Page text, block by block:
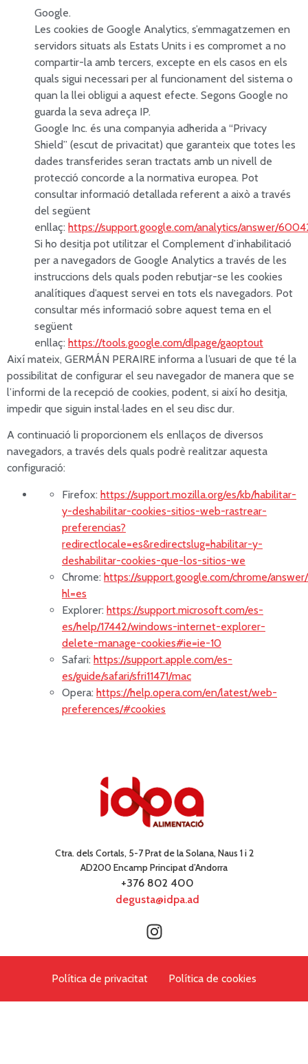
Google.
Les cookies de Google Analytics, s’emmagatzemen en
servidors situats als Estats Units i es compromet a no
compartir-la amb tercers, excepte en els casos en els
quals sigui necessari per al funcionament del sistema o
quan la llei obligui a aquest efecte. Segons Google no
guarda la seva adreça IP.
Google Inc. és una companyia adherida a “Privacy
Shield” (escut de privacitat) que garanteix que totes les
dades transferides seran tractats amb un nivell de
protecció concorde a la normativa europea. Pot
consultar informació detallada referent a això a través
del següent
enllaç: https://support.google.com/analytics/answer/
Si ho desitja pot utilitzar el Complement d’inhabilitació
per a navegadors de Google Analytics a través de les
instruccions dels quals poden rebutjar-se les cookies
analítiques d’aquest servei en tots els navegadors. Pot
consultar més informació sobre aquest tema en el
següent
enllaç: https://tools.google.com/dlpage/gaoptout
Així mateix, GERMÁN PERAIRE informa a l’usuari de que té la
possibilitat de configurar el seu navegador de manera que se
l’informi de la recepció de cookies, podent, si així ho desitja,
impedir que siguin instal·lades en el seu disc dur.
A continuació li proporcionem els enllaços de diversos
navegadors, a través dels quals podrè realitzar aquesta
configuració:
Firefox: https://support.mozilla.org/es/kb/habilitar-
y-deshabilitar-cookies-sitios-web-rastrear-
preferencias?
redirectlocale=es&redirectslug=habilitar-y-
deshabilitar-cookies-que-los-sitios-we
Chrome: https://support.google.com/chrome/
hl=es
Explorer: https://support.microsoft.com/es-
es/help/17442/windows-internet-explorer-
delete-manage-cookies#ie=ie-10
Safari: https://support.apple.com/es-
es/guide/safari/sfri11471/mac
Opera: https://help.opera.com/en/latest/web-
preferences/#cookies
Ctra. dels Cortals, 5-7 Prat de la Solana, Naus 1 i 2
AD200 Encamp Principat d’Andorra
+376 802 400
degusta@idpa.ad
Política de privacitat Política de cookies